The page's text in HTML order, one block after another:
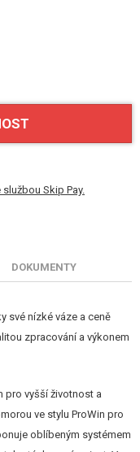
službou Skip Pay.
DOKUMENTY
své nízké váze a ceně
zpracování a výkonem
pro vyšší životnost a
ve stylu ProWin pro
oblíbeným systémem